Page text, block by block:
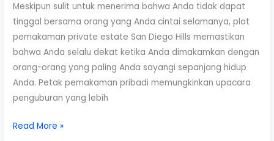
Ditemukan
Tempat
Lainnya
Meskipun sulit untuk menerima bahwa Anda tidak dapat
tinggal bersama orang yang Anda cintai selamanya, plot
pemakaman private estate San Diego Hills memastikan
bahwa Anda selalu dekat ketika Anda dimakamkan dengan
orang-orang yang paling Anda sayangi sepanjang hidup
Anda. Petak pemakaman pribadi memungkinkan upacara
penguburan yang lebih
Pemakaman
Read More »